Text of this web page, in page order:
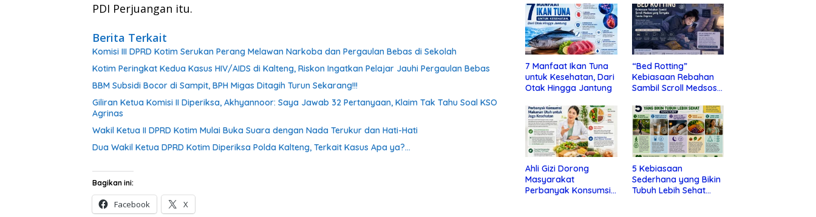
PDI Perjuangan itu.
Berita Terkait
Komisi III DPRD Kotim Serukan Perang Melawan Narkoba dan Pergaulan Bebas di Sekolah
Kotim Peringkat Kedua Kasus HIV/AIDS di Kalteng, Riskon Ingatkan Pelajar Jauhi Pergaulan Bebas
BBM Subsidi Bocor di Sampit, BPH Migas Ditagih Turun Sekarang!!!
Giliran Ketua Komisi II Diperiksa, Akhyannoor: Saya Jawab 32 Pertanyaan, Klaim Tak Tahu Soal KSO
Agrinas
Wakil Ketua II DPRD Kotim Mulai Buka Suara dengan Nada Terukur dan Hati-Hati
Dua Wakil Ketua DPRD Kotim Diperiksa Polda Kalteng, Terkait Kasus Apa ya?…
Bagikan ini:
Facebook X
7 Manfaat Ikan Tuna
untuk Kesehatan, Dari
Otak Hingga Jantung
“Bed Rotting”
Kebiasaan Rebahan
Sambil Scroll Medsos
Depresi
Ahli Gizi Dorong
Masyarakat
Perbanyak Konsumsi
5 Kebiasaan
Sederhana yang Bikin
Tubuh Lebih Sehat